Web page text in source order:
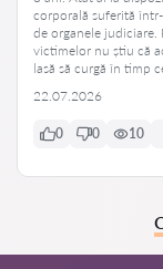
corporală suferită
de organele judiciare.
victimelor nu știu că
lasă să curgă în timp
22.07.2026
0 0 10